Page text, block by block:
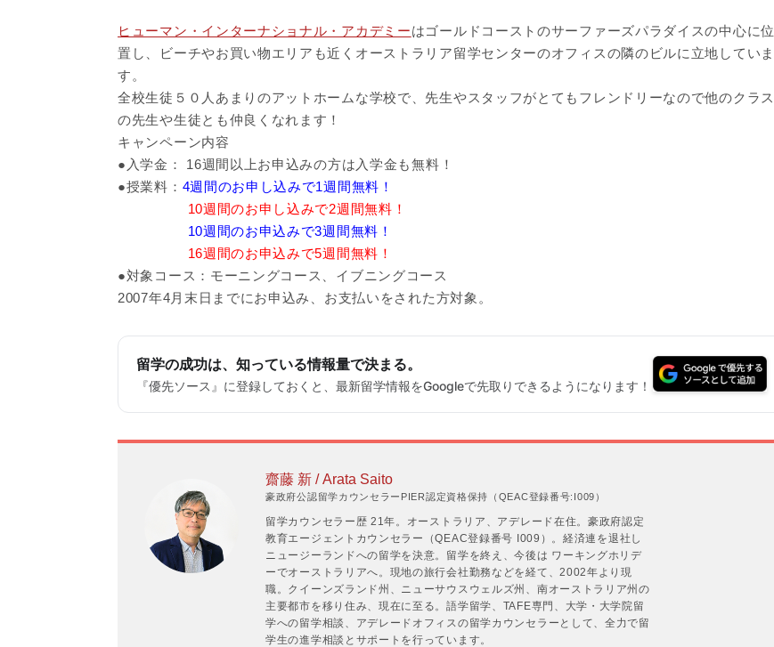
ヒューマン・インターナショナル・アカデミーはゴールドコーストのサーファーズパラダイスの中心に位
置し、ビーチやお買い物エリアも近くオーストラリア留学センターのオフィスの隣のビルに立地していま
す。
全校生徒５０人あまりのアットホームな学校で、先生やスタッフがとてもフレンドリーなので他のクラス
の先生や生徒とも仲良くなれます！
キャンペーン内容
●入学金： 16週間以上お申込みの方は入学金も無料！
●授業料： 4週間のお申し込みで1週間無料！
10週間のお申し込みで2週間無料！
10週間のお申込みで3週間無料！
16週間のお申込みで5週間無料！
●対象コース：モーニングコース、イブニングコース
2007年4月末日までにお申込み、お支払いをされた方対象。
留学の成功は、知っている情報量で決まる。
『優先ソース』に登録しておくと、最新留学情報をGoogleで先取りできるようになります！
齋藤 新 / Arata Saito
豪政府公認留学カウンセラーPIER認定資格保持（QEAC登録番号:I009）
留学カウンセラー歴 21年。オーストラリア、アデレード在住。豪政府認定
教育エージェントカウンセラー（QEAC登録番号 I009）。経済連を退社し
ニュージーランドへの留学を決意。留学を終え、今後は ワーキングホリデ
ーでオーストラリアへ。現地の旅行会社勤務などを経て、2002年より現
職。クイーンズランド州、ニューサウスウェルズ州、南オーストラリア州の
主要都市を移り住み、現在に至る。語学留学、TAFE専門、大学・大学院留
学への留学相談、アデレードオフィスの留学カウンセラーとして、全力で留
学生の進学相談とサポートを行っています。